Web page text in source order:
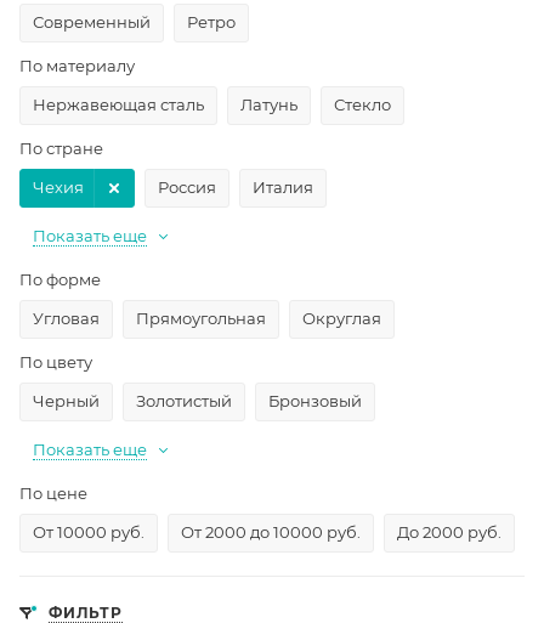
Современный
Ретро
По материалу
Нержавеющая сталь
Латунь Стекло
По стране
Россия
Чехия Италия
Показать еще
По форме
Угловая
Прямоугольная Округлая
По цвету
Черный
Золотистый Бронзовый
Показать еще
По цене
От 10000 руб.
От 2000 до 10000 руб. До 2000 руб.
ФИЛЬТР